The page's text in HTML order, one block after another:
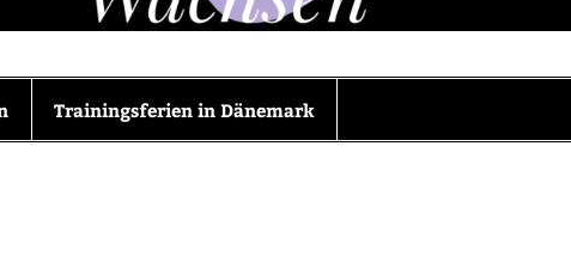
Trainingsferien in Dänemark